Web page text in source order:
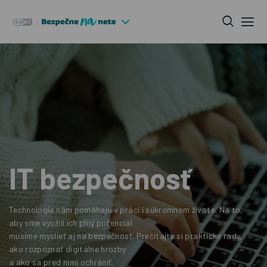
IT bezpečnosť
Technológie nám pomáhajú v práci i súkromnom živote. Na to,
aby sme využili ich plný potenciál
musíme myslieť aj na bezpečnosť. Prečítajte si praktické rady,
ako rozpoznať digitálne hrozby
a ako sa pred nimi ochrániť.